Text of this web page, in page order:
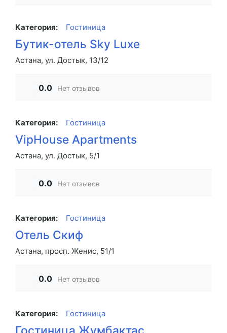
Категория: Гостиница
Бутик-отель Sky Luxe
Астана, ул. Достык, 13/12
0.0 Нет отзывов
Категория: Гостиница
VipHouse Apartments
Астана, ул. Достык, 5/1
0.0 Нет отзывов
Категория: Гостиница
Отель Скиф
Астана, просп. Женис, 51/1
0.0 Нет отзывов
Категория: Гостиница
Гостиница Жумбактас